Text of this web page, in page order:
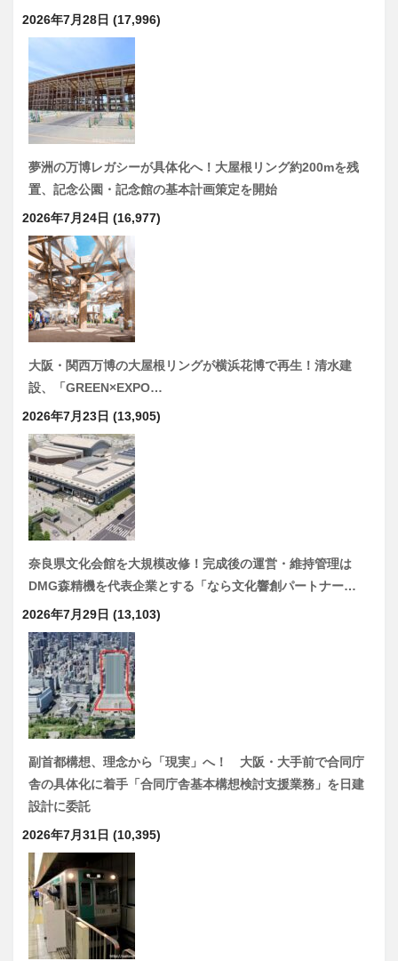
2026年7月28日 (17,996)
夢洲の万博レガシーが具体化へ！大屋根リング約200mを残
置、記念公園・記念館の基本計画策定を開始
2026年7月24日 (16,977)
大阪・関西万博の大屋根リングが横浜花博で再生！清水建
設、「GREEN×EXPO…
2026年7月23日 (13,905)
奈良県文化会館を大規模改修！完成後の運営・維持管理は
DMG森精機を代表企業とする「なら文化響創パートナー…
2026年7月29日 (13,103)
副首都構想、理念から「現実」へ！ 大阪・大手前で合同庁
舎の具体化に着手「合同庁舎基本構想検討支援業務」を日建
設計に委託
2026年7月31日 (10,395)